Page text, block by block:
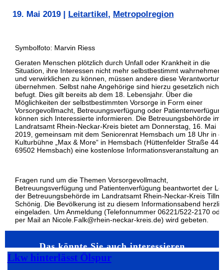
19. Mai 2019 Leitartikel , Metropolregion
Symbolfoto: Marvin Riess
Geraten Menschen plötzlich durch Unfall oder Krankheit in die
Situation, ihre Interessen nicht mehr selbstbestimmt wahrnehmen
und verwirklichen zu können, müssen andere diese
übernehmen. Selbst nahe Angehörige sind hierzu gesetzlich nicht
befugt. Dies gilt bereits ab dem 18. Lebensjahr. Über die
Möglichkeiten der selbstbestimmten Vorsorge in Form einer
Vorsorgevollmacht, Betreuungsverfügung oder
können sich Interessierte informieren. Die Betreuungsbehörde im
Landratsamt Rhein-Neckar-Kreis bietet am Donnerstag, 16. Mai
2019, gemeinsam mit dem Seniorenrat Hemsbach um 18 Uhr in
Kulturbühne „Max & More“ in Hemsbach (Hüttenfelder Straße 44,
69502 Hemsbach) eine kostenlose Informationsveranstaltung an.
Fragen rund um die Themen Vorsorgevollmacht,
Betreuungsverfügung und Patientenverfügung beantwortet der
der Betreuungsbehörde im Landratsamt Rhein-Neckar-Kreis
Schönig. Die Bevölkerung ist zu diesem Informationsabend
eingeladen. Um Anmeldung (Telefonnummer 06221/522-2170
per Mail an Nicole.Falk@rhein-neckar-kreis.de) wird gebeten.
Das könnte Sie auch interessieren…
Lkw hinterlässt Ölspur